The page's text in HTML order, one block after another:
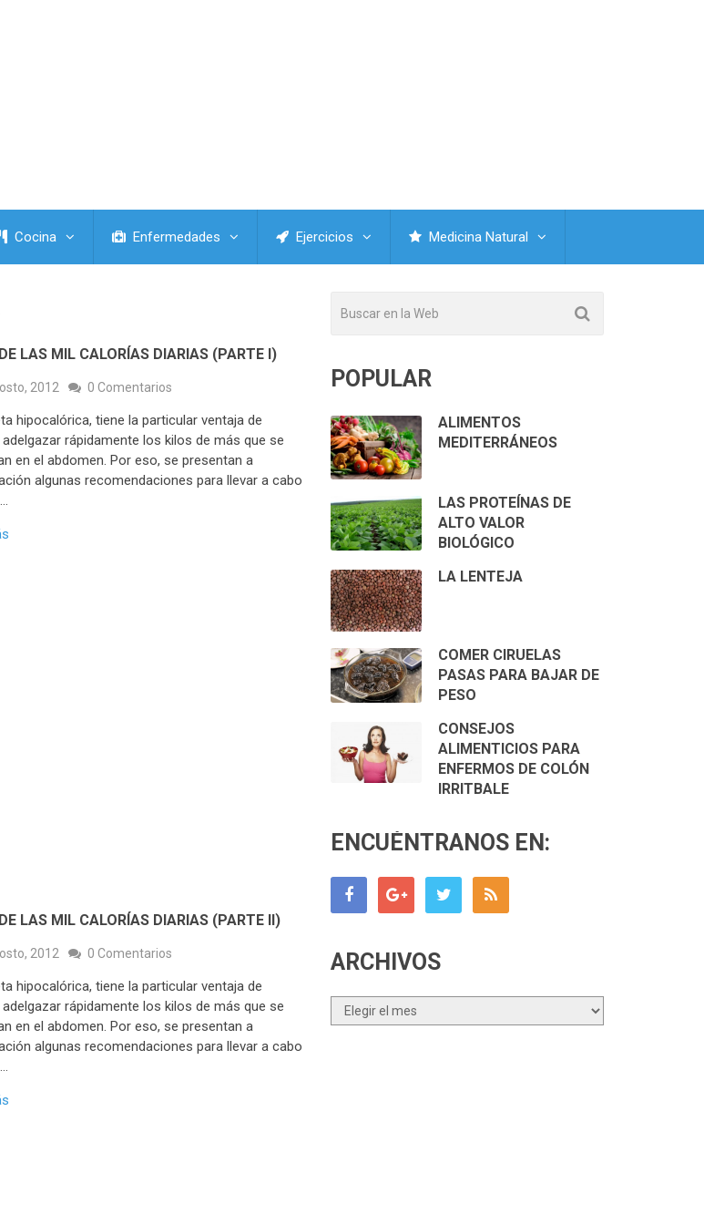
Cocina Enfermedades Ejercicios Medicina Natural
LAS MIL CALORÍAS DIARIAS (PARTE I)
2012 0 Comentarios
hipocalórica, tiene la particular ventaja de
rápidamente los kilos de más que se
en el abdomen. Por eso, se presentan a
algunas recomendaciones para llevar a cabo
LAS MIL CALORÍAS DIARIAS (PARTE II)
2012 0 Comentarios
hipocalórica, tiene la particular ventaja de
rápidamente los kilos de más que se
en el abdomen. Por eso, se presentan a
algunas recomendaciones para llevar a cabo
POPULAR
ALIMENTOS
MEDITERRÁNEOS
LAS PROTEÍNAS DE
ALTO VALOR
BIOLÓGICO
LA LENTEJA
COMER CIRUELAS
PASAS PARA BAJAR DE
PESO
CONSEJOS
ALIMENTICIOS PARA
ENFERMOS DE COLÓN
IRRITBALE
ENCUÉNTRANOS EN:
ARCHIVOS
Archivos